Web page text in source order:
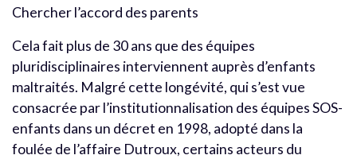
Chercher l’accord des parents
Cela fait plus de 30 ans que des équipes
pluridisciplinaires interviennent auprès d’enfants
maltraités. Malgré cette longévité, qui s’est vue
consacrée par l’institutionnalisation des équipes SOS-
enfants dans un décret en 1998, adopté dans la
foulée de l’affaire Dutroux, certains acteurs du